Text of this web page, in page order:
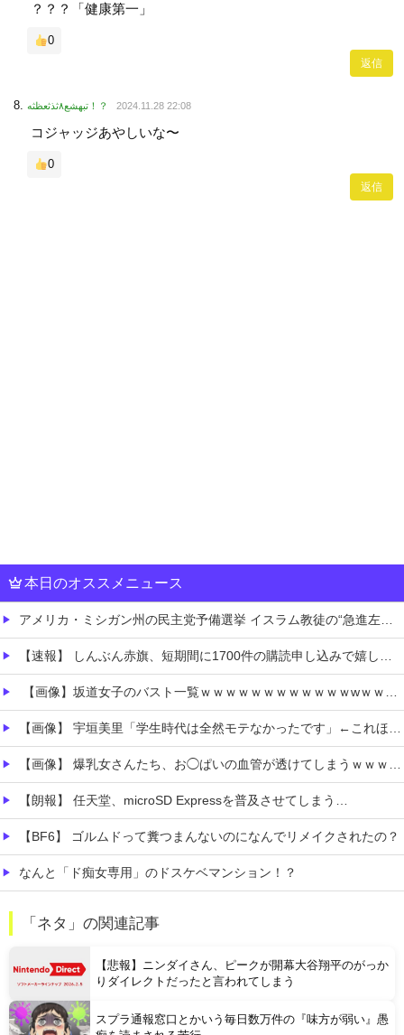
？？？「健康第一」
0
返信
تبهشع۸ثذثعظثه！？ 2024.11.28 22:08
コジャッジあやしいな〜
0
返信
本日のオススメニュース
アメリカ・ミシガン州の民主党予備選挙 イスラム教徒の“急進左派”候補が勝利確実に⋯トランプ氏は批判
【速報】 しんぶん赤旗、短期間に1700件の購読申し込みで嬉し泣き→「うそでーす」虚偽申し込みと判明→ 共産党が刑事告訴「厳重な処罰を求める」
【画像】坂道女子のバスト一覧ｗｗｗｗｗｗｗｗｗｗｗｗwｗｗｗｗ
【画像】 宇垣美里「学生時代は全然モテなかったです」←これほんまかぁ？w w w w w w w w
【画像】 爆乳女さんたち、お◯ぱいの血管が透けてしまうｗｗｗwｗｗｗｗｗｗｗｗ
【朗報】 任天堂、microSD Expressを普及させてしまう…
【BF6】 ゴルムドって糞つまんないのになんでリメイクされたの？
なんと「ド痴女専用」のドスケベマンション！？
「ネタ」の関連記事
【悲報】ニンダイさん、ピークが開幕大谷翔平のがっか
りダイレクトだったと言われてしまう
スプラ通報窓口とかいう毎日数万件の『味方が弱い』愚